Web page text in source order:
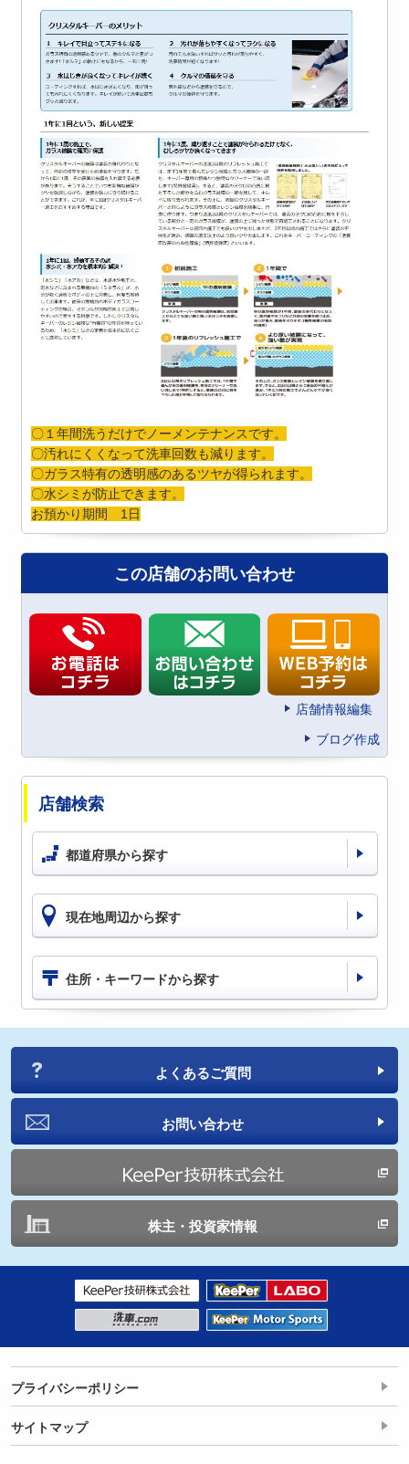
〇１年間洗うだけでノーメンテナンスです。
〇汚れにくくなって洗車回数も減ります。
〇ガラス特有の透明感のあるツヤが得られます。
〇水シミが防止できます。
お預かり期間 1日
この店舗のお問い合わせ
店舗情報編集
ブログ作成
店舗検索
都道府県から探す
現在地周辺から探す
住所・キーワードから探す
よくあるご質問
お問い合わせ
株主・投資家情報
プライバシーポリシー
サイトマップ